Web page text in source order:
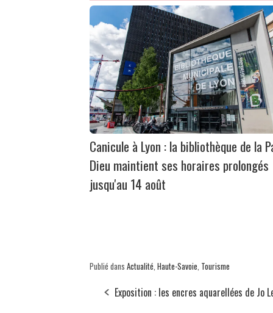
Canicule à Lyon : la bibliothèque de la
Dieu maintient ses horaires prolongés
jusqu'au 14 août
Publié dans Actualité, Haute-Savoie, Tourisme
Exposition : les encres aquarellées de Jo